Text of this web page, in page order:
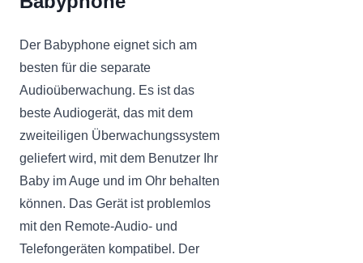
Der Babyphone eignet sich am
besten für die separate
Audioüberwachung. Es ist das
beste Audiogerät, das mit dem
zweiteiligen Überwachungssystem
geliefert wird, mit dem Benutzer Ihr
Baby im Auge und im Ohr behalten
können. Das Gerät ist problemlos
mit den Remote-Audio- und
Telefongeräten kompatibel. Der